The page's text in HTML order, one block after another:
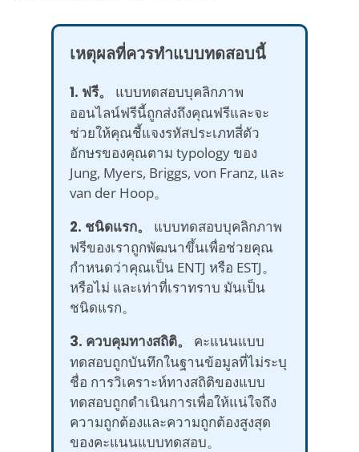
เหตุผลที่ควรทำแบบทดสอบนี้
1. ฟรี。
แบบทดสอบบุคลิกภาพ
ออนไลน์ฟรีนี้ถูกส่งถึงคุณฟรีและจะ
ช่วยให้คุณชี้แจงรหัสประเภทสี่ตัว
อักษรของคุณตาม typology ของ
Jung, Myers, Briggs, von Franz, และ
van der Hoop。
2. ชนิดแรก。
แบบทดสอบบุคลิกภาพ
ฟรีของเราถูกพัฒนาขึ้นเพื่อช่วยคุณ
กำหนดว่าคุณเป็น ENTJ หรือ ESTJ。
หรือไม่ และเท่าที่เราทราบ มันเป็น
ชนิดแรก。
3. ควบคุมทางสถิติ。
คะแนนแบบ
ทดสอบถูกบันทึกในฐานข้อมูลที่ไม่ระบุ
ชื่อ การวิเคราะห์ทางสถิติของแบบ
ทดสอบถูกดำเนินการเพื่อให้แน่ใจถึง
ความถูกต้องและความถูกต้องสูงสุด
ของคะแนนแบบทดสอบ。